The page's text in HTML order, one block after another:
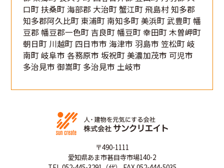
口町 扶桑町 海部郡 大治町 蟹江町 飛島村 知多郡
知多郡阿久比町 東浦町 南知多町 美浜町 武豊町 幡
豆郡 幡豆郡一色町 吉良町 幡豆町 幸田町 木曽岬町
朝日町 川越町 四日市市 海津市 羽島市 笠松町 岐
南町 岐阜市 各務原市 坂祝町 美濃加茂市 可児市
多治見市 御嵩町 多治見市 土岐市
〒490-1111
愛知県あま市甚目寺市場140-2